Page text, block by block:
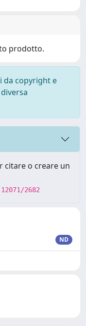
prodotto.
da copyright e
citare o creare un
2682
ND